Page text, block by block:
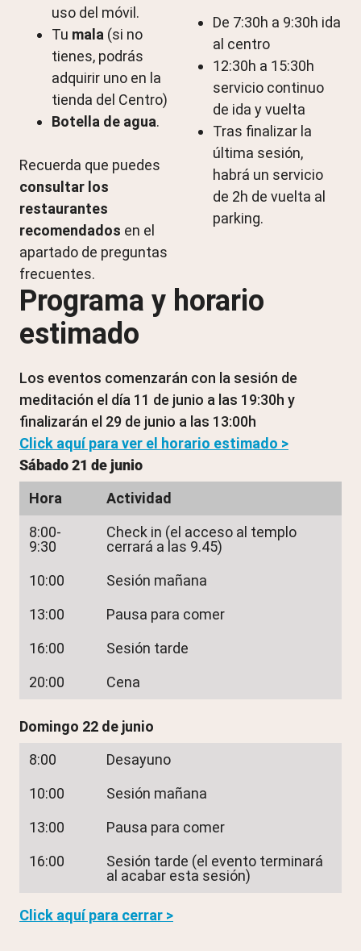
uso del móvil.
Tu mala (si no
tienes, podrás
adquirir uno en la
tienda del Centro)
Botella de agua.
Recuerda que puedes
consultar los
restaurantes
recomendados en el
apartado de preguntas
frecuentes.
De 7:30h a 9:30h ida
al centro
12:30h a 15:30h
servicio continuo
de ida y vuelta
Tras finalizar la
última sesión,
habrá un servicio
de 2h de vuelta al
parking.
Programa y horario
estimado
Los eventos comenzarán con la sesión de
meditación el día 11 de junio a las 19:30h y
finalizarán el 29 de junio a las 13:00h
Click aquí para ver el horario estimado >
Sábado 21 de junio
Hora
Actividad
8:00-
9:30
Check in (el acceso al templo
cerrará a las 9.45)
10:00
Sesión mañana
13:00
Pausa para comer
16:00
Sesión tarde
20:00
Cena
Domingo 22 de junio
8:00
Desayuno
10:00
Sesión mañana
13:00
Pausa para comer
16:00
Sesión tarde (el evento terminará
al acabar esta sesión)
Click aquí para cerrar >